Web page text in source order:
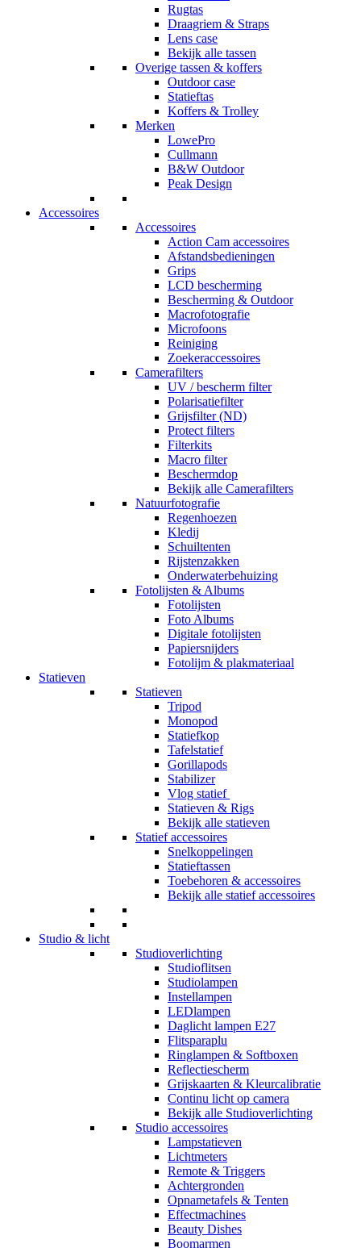
Rugtas
Draagriem & Straps
Lens case
Bekijk alle tassen
Overige tassen & koffers
Outdoor case
Statieftas
Koffers & Trolley
Merken
LowePro
Cullmann
B&W Outdoor
Peak Design
Accessoires
Accessoires
Action Cam accessoires
Afstandsbedieningen
Grips
LCD bescherming
Bescherming & Outdoor
Macrofotografie
Microfoons
Reiniging
Zoekeraccessoires
Camerafilters
UV / bescherm filter
Polarisatiefilter
Grijsfilter (ND)
Protect filters
Filterkits
Macro filter
Beschermdop
Bekijk alle Camerafilters
Natuurfotografie
Regenhoezen
Kledij
Schuiltenten
Rijstenzakken
Onderwaterbehuizing
Fotolijsten & Albums
Fotolijsten
Foto Albums
Digitale fotolijsten
Papiersnijders
Fotolijm & plakmateriaal
Statieven
Statieven
Tripod
Monopod
Statiefkop
Tafelstatief
Gorillapods
Stabilizer
Vlog statief
Statieven & Rigs
Bekijk alle statieven
Statief accessoires
Snelkoppelingen
Statieftassen
Toebehoren & accessoires
Bekijk alle statief accessoires
Studio & licht
Studioverlichting
Studioflitsen
Studiolampen
Instellampen
LEDlampen
Daglicht lampen E27
Flitsparaplu
Ringlampen & Softboxen
Reflectiescherm
Grijskaarten & Kleurcalibratie
Continu licht op camera
Bekijk alle Studioverlichting
Studio accessoires
Lampstatieven
Lichtmeters
Remote & Triggers
Achtergronden
Opnametafels & Tenten
Effectmachines
Beauty Dishes
Boomarmen